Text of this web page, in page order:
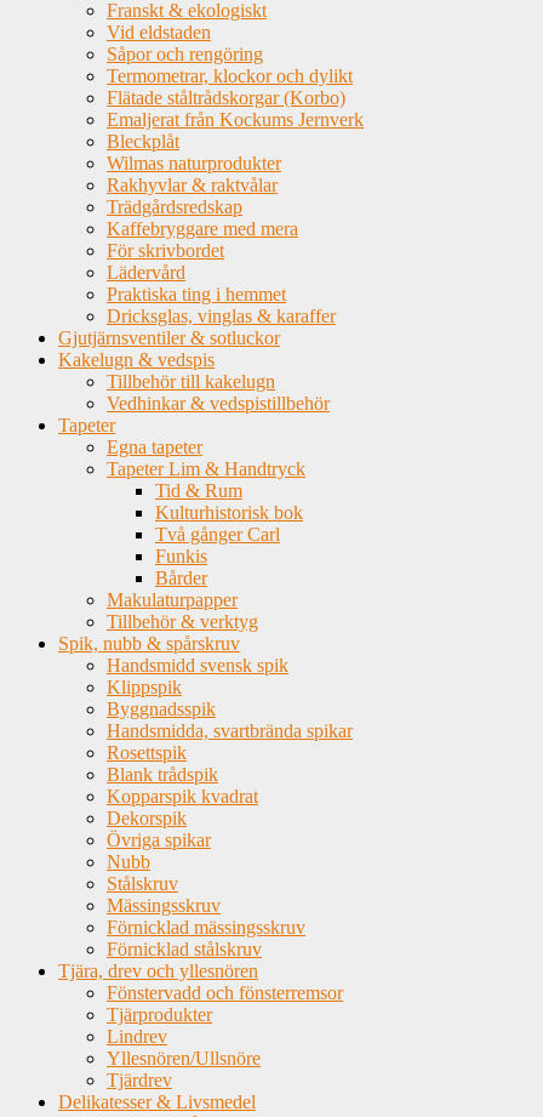
Franskt & ekologiskt
Vid eldstaden
Såpor och rengöring
Termometrar, klockor och dylikt
Flätade ståltrådskorgar (Korbo)
Emaljerat från Kockums Jernverk
Bleckplåt
Wilmas naturprodukter
Rakhyvlar & raktvålar
Trädgårdsredskap
Kaffebryggare med mera
För skrivbordet
Lädervård
Praktiska ting i hemmet
Dricksglas, vinglas & karaffer
Gjutjärnsventiler & sotluckor
Kakelugn & vedspis
Tillbehör till kakelugn
Vedhinkar & vedspistillbehör
Tapeter
Egna tapeter
Tapeter Lim & Handtryck
Tid & Rum
Kulturhistorisk bok
Två gånger Carl
Funkis
Bårder
Makulaturpapper
Tillbehör & verktyg
Spik, nubb & spårskruv
Handsmidd svensk spik
Klippspik
Byggnadsspik
Handsmidda, svartbrända spikar
Rosettspik
Blank trådspik
Kopparspik kvadrat
Dekorspik
Övriga spikar
Nubb
Stålskruv
Mässingsskruv
Förnicklad mässingsskruv
Förnicklad stålskruv
Tjära, drev och yllesnören
Fönstervadd och fönsterremsor
Tjärprodukter
Lindrev
Yllesnören/Ullsnöre
Tjärdrev
Delikatesser & Livsmedel